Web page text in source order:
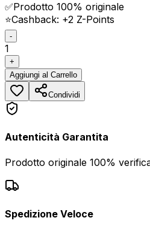
✅Prodotto 100% originale
⭐Cashback: +2 Z-Points
-
1
+
Aggiungi al Carrello
Condividi
Autenticità Garantita
Prodotto originale 100%
Spedizione Veloce